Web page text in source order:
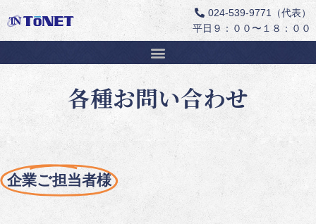
コ
ッ
プ
024-539-9771（代表）
平日９：００〜１８：００
各種お問い合わせ
企業ご担当者様